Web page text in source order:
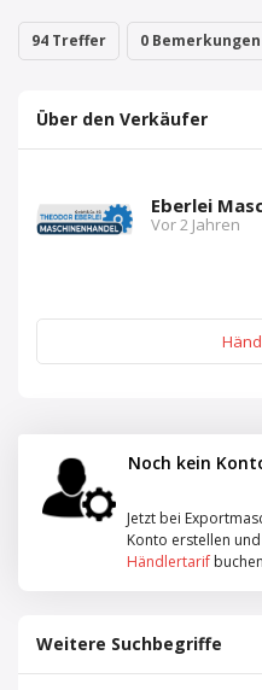
94 Treffer 0 Bemerkungen
Über den Verkäufer
Eberlei
Vor 2 Jahren
Noch kein
Jetzt bei
Konto erstellen
Händlertarif
Weitere Suchbegriffe